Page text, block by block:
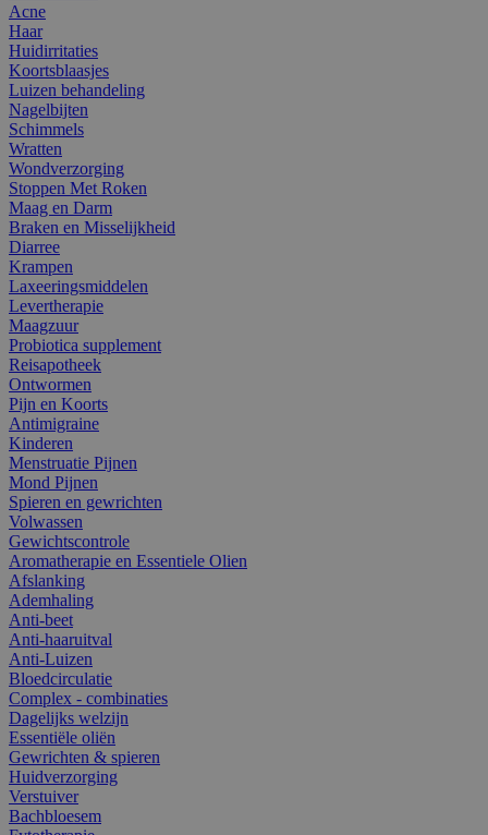
Acne
Haar
Huidirritaties
Koortsblaasjes
Luizen behandeling
Nagelbijten
Schimmels
Wratten
Wondverzorging
Stoppen Met Roken
Maag en Darm
Braken en Misselijkheid
Diarree
Krampen
Laxeeringsmiddelen
Levertherapie
Maagzuur
Probiotica supplement
Reisapotheek
Ontwormen
Pijn en Koorts
Antimigraine
Kinderen
Menstruatie Pijnen
Mond Pijnen
Spieren en gewrichten
Volwassen
Gewichtscontrole
Aromatherapie en Essentiele Olien
Afslanking
Ademhaling
Anti-beet
Anti-haaruitval
Anti-Luizen
Bloedcirculatie
Complex - combinaties
Dagelijks welzijn
Essentiële oliën
Gewrichten & spieren
Huidverzorging
Verstuiver
Bachbloesem